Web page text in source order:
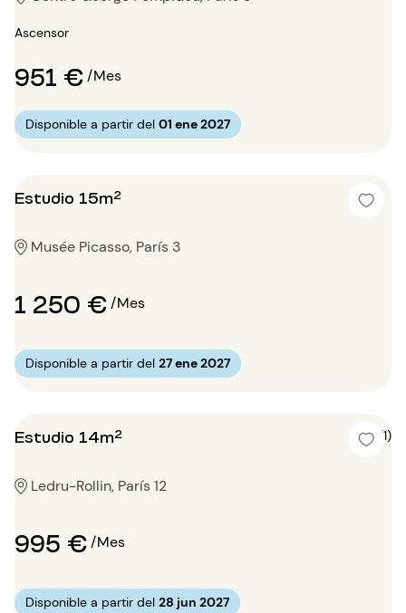
Ascensor
951 €/Mes
Disponible a partir del 01 ene 2027
Estudio 15m²
Musée Picasso, París 3
1 250 €/Mes
Disponible a partir del 27 ene 2027
Estudio 14m² 5 (1)
Ledru-Rollin, París 12
995 €/Mes
Disponible a partir del 28 jun 2027